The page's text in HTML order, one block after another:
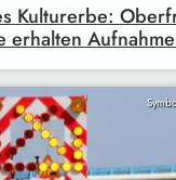
Kulturerbe:
erhalten